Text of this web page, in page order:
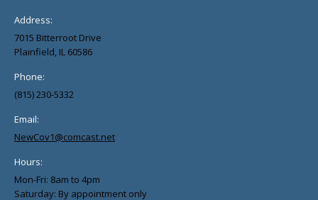
Address:
7015 Bitterroot Drive
Plainfield, IL 60586
Phone:
(815) 230-5332
Email:
NewCov1@comcast.net
Hours:
Mon-Fri: 8am to 4pm
Saturday: By appointment only